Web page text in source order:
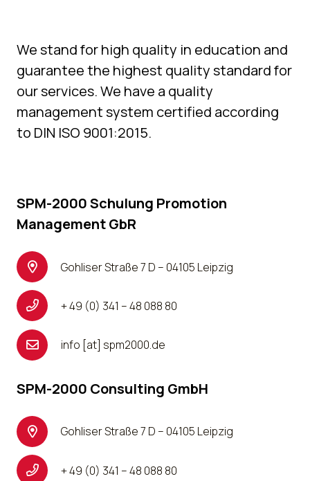
We stand for high quality in education and
guarantee the highest quality standard for
our services. We have a quality
management system certified according
to DIN ISO 9001:2015.
SPM-2000 Schulung Promotion
Management GbR
Gohliser Straße 7 D – 04105 Leipzig
+ 49 (0) 341 – 48 088 80
info [at] spm2000.de
SPM-2000 Consulting GmbH
Gohliser Straße 7 D – 04105 Leipzig
+ 49 (0) 341 – 48 088 80